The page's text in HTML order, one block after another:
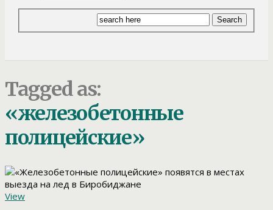
Tagged as:
«железобетонные
полицейские»
View